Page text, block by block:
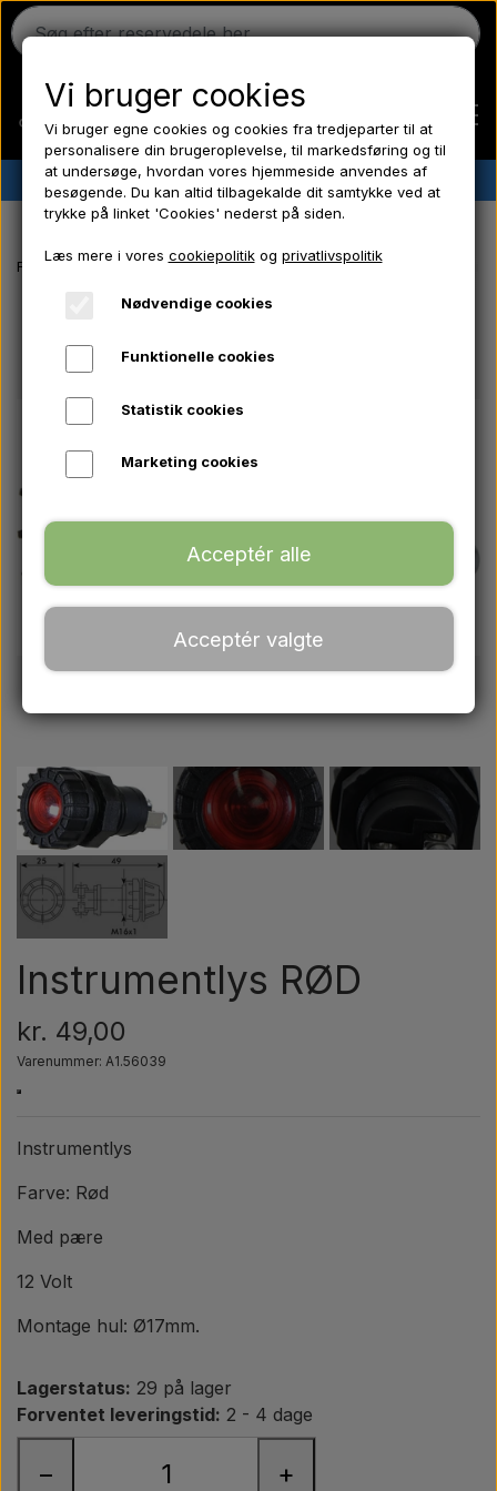
Ferguson
Massey Ferguson
Trækbomme - Topstænger mv.
Traktordæk
Olie
Kemi
El-dele
Pære
Maling Agricolour
PTO Aksler GARDLOC
✔︎ Dansk lager✔︎ Hurtig levering ✔︎ Lave priser
Forside EL-Dele/ Kemi/ Frostpropper/ Hydraulik/ Værktøj/ Pære/
Instrumentlys RØD
kr. 49,00
Varenummer: A1.56039
Instrumentlys
Farve: Rød
Med pære
12 Volt
Montage hul: Ø17mm.
Lagerstatus: 29 på lager
Forventet leveringstid: 2 - 4 dage
− +
Vi bruger cookies
Vi bruger egne cookies og cookies fra tredjeparter til at
personalisere din brugeroplevelse, til markedsføring og til
at undersøge, hvordan vores hjemmeside anvendes af
besøgende. Du kan altid tilbagekalde dit samtykke ved at
trykke på linket 'Cookies' nederst på siden.
Læs mere i vores cookiepolitikog privatlivspolitik
Nødvendige cookies
Funktionelle cookies
Statistik cookies
Marketing cookies
Acceptér alle
Acceptér valgte